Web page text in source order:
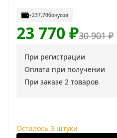
+237,70бонусов
30 901₽
23 770₽
При регистрации
Оплата при получении
При заказе 2 товаров
Осталось 3 штуки